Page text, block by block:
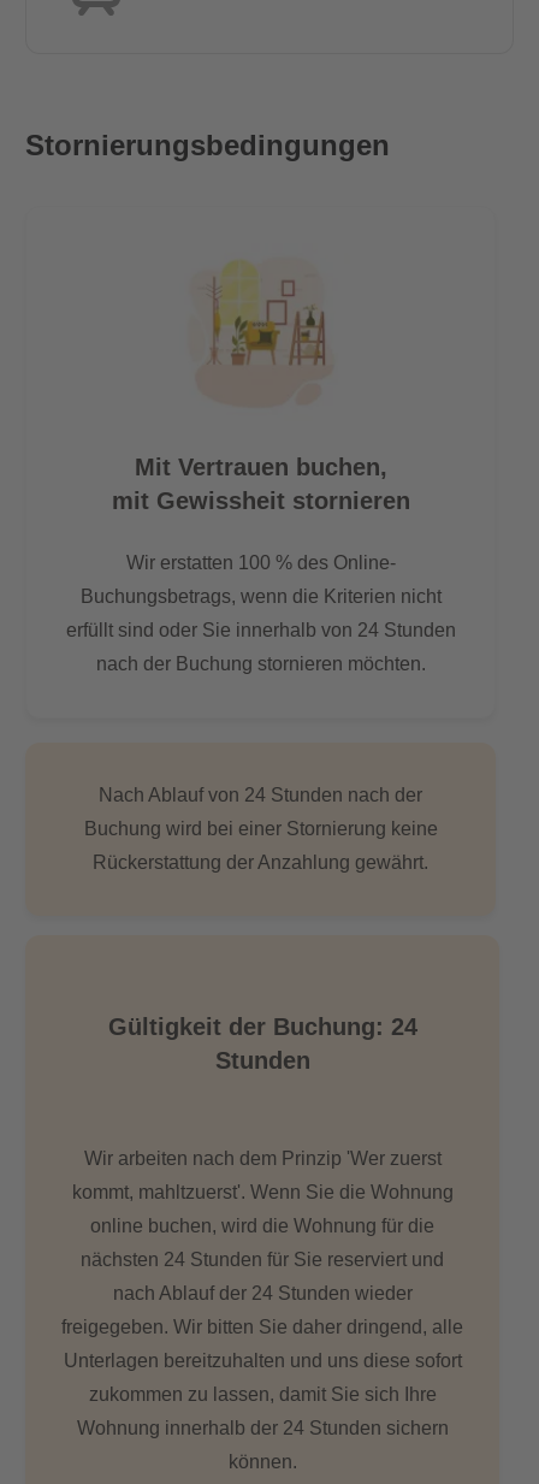
- 5 Minuten zu Fuss bis zum Einkaufszentrum REWE und
Stornierungsbedingungen
Mit Vertrauen buchen,
mit Gewissheit stornieren
Wir erstatten 100 % des Online-
Buchungsbetrags, wenn die Kriterien nicht
erfüllt sind oder Sie innerhalb von 24 Stunden
nach der Buchung stornieren möchten.
Nach Ablauf von 24 Stunden nach der
Buchung wird bei einer Stornierung keine
Rückerstattung der Anzahlung gewährt.
Gültigkeit der Buchung: 24
Stunden
Wir arbeiten nach dem Prinzip 'Wer zuerst
kommt, mahltzuerst'. Wenn Sie die Wohnung
online buchen, wird die Wohnung für die
nächsten 24 Stunden für Sie reserviert und
nach Ablauf der 24 Stunden wieder
freigegeben. Wir bitten Sie daher dringend, alle
Unterlagen bereitzuhalten und uns diese sofort
zukommen zu lassen, damit Sie sich Ihre
Wohnung innerhalb der 24 Stunden sichern
können.